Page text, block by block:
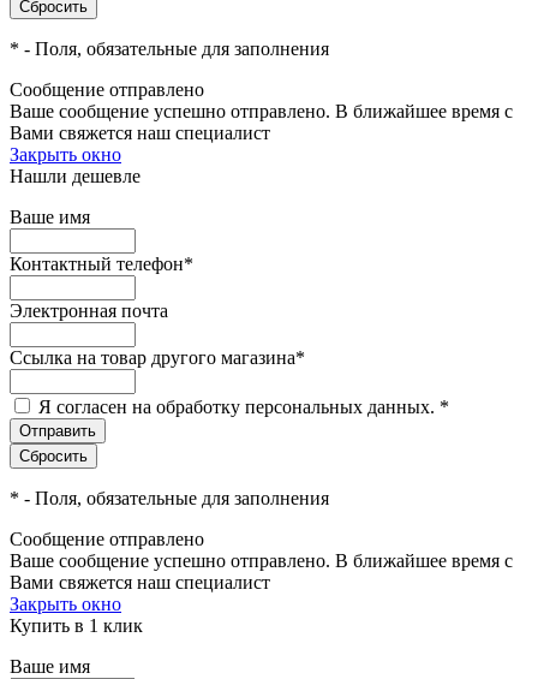
* - Поля, обязательные для заполнения
Сообщение отправлено
Ваше сообщение успешно отправлено. В ближайшее время с
Вами свяжется наш специалист
Закрыть окно
Нашли дешевле
Ваше имя
Контактный телефон*
Электронная почта
Ссылка на товар другого магазина*
Я согласен на обработку персональных данных. *
* - Поля, обязательные для заполнения
Сообщение отправлено
Ваше сообщение успешно отправлено. В ближайшее время с
Вами свяжется наш специалист
Закрыть окно
Купить в 1 клик
Ваше имя